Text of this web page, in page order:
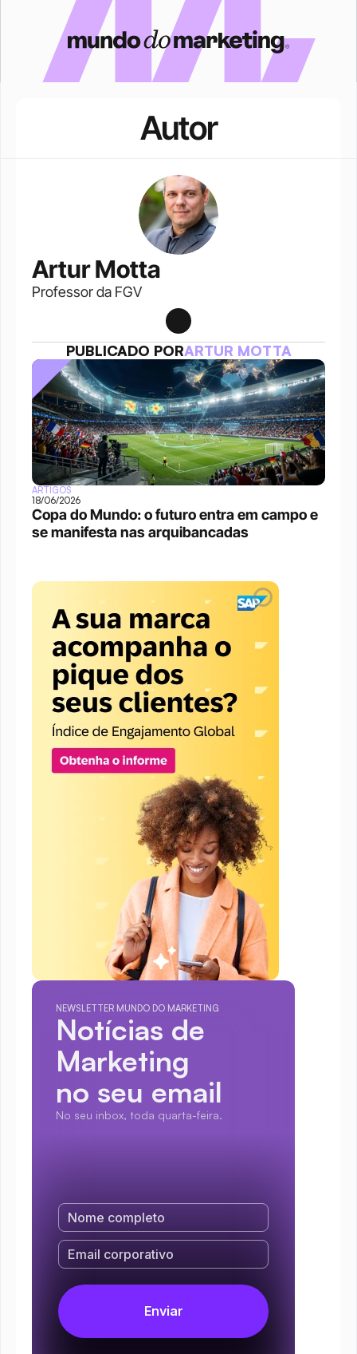
Autor
Artur Motta
Professor da FGV
PUBLICADO PORARTUR MOTTA
ARTIGOS
18/06/2026
Copa do Mundo: o futuro entra em campo e
se manifesta nas arquibancadas
NEWSLETTER MUNDO DO MARKETING
Notícias de
Marketing
no seu email
No seu inbox, toda quarta-feira.